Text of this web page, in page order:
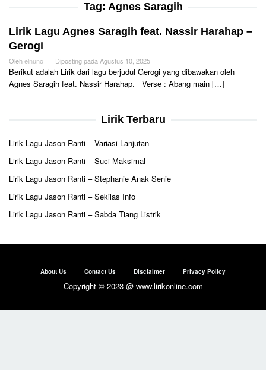
Tag: Agnes Saragih
Lirik Lagu Agnes Saragih feat. Nassir Harahap –
Gerogi
Olehelnuno Diposting pada Agustus 10, 2025
Berikut adalah Lirik dari lagu berjudul Gerogi yang dibawakan oleh
Agnes Saragih feat. Nassir Harahap. Verse : Abang main […]
Lirik Terbaru
Lirik Lagu Jason Ranti – Variasi Lanjutan
Lirik Lagu Jason Ranti – Suci Maksimal
Lirik Lagu Jason Ranti – Stephanie Anak Senie
Lirik Lagu Jason Ranti – Sekilas Info
Lirik Lagu Jason Ranti – Sabda Tiang Listrik
About Us Contact Us Disclaimer Privacy Policy
Copyright © 2023 @ www.lirikonline.com